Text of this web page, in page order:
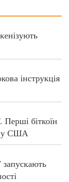
інструкція
Перші біткоїн
у США